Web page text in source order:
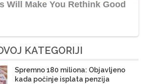
KATEGORIJI
Spremno 180 miliona: Objavljeno
kada počinje isplata penzija